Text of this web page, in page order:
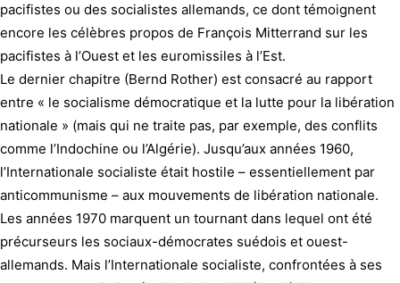
pacifistes ou des socialistes allemands, ce dont témoignent
encore les célèbres propos de François Mitterrand sur les
pacifistes à l’Ouest et les euromissiles à l’Est.
Le dernier chapitre (Bernd Rother) est consacré au rapport
entre « le socialisme démocratique et la lutte pour la libération
nationale » (mais qui ne traite pas, par exemple, des conflits
comme l’Indochine ou l’Algérie). Jusqu’aux années 1960,
l’Internationale socialiste était hostile – essentiellement par
anticommunisme – aux mouvements de libération nationale.
Les années 1970 marquent un tournant dans lequel ont été
précurseurs les sociaux-démocrates suédois et ouest-
allemands. Mais l’Internationale socialiste, confrontées à ses